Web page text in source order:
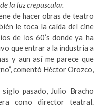
la luz crepuscular.
de hacer obras de teatro
le toca la caída del cine
de los 60’s donde ya ha
que entrar a la industria a
y aún así me parece que
comentó Héctor Orozco,
pasado, Julio Bracho
como director teatral.